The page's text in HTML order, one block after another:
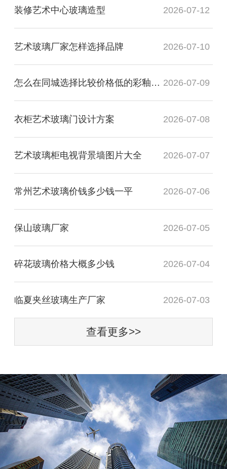
装修艺术中心玻璃造型 2026-07-12
艺术玻璃厂家怎样选择品牌 2026-07-10
怎么在同城选择比较价格低的彩釉玻璃厂家 2026-07-09
衣柜艺术玻璃门设计方案 2026-07-08
艺术玻璃柜电视背景墙图片大全 2026-07-07
常州艺术玻璃价钱多少钱一平 2026-07-06
保山玻璃厂家 2026-07-05
碎花玻璃价格大概多少钱 2026-07-04
临夏夹丝玻璃生产厂家 2026-07-03
查看更多>>